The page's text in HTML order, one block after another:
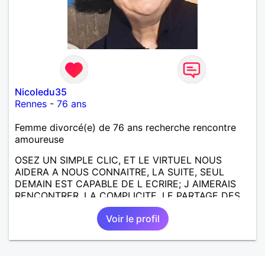
Nicoledu35
Rennes - 76 ans
Femme divorcé(e) de 76 ans recherche rencontre
amoureuse
OSEZ UN SIMPLE CLIC, ET LE VIRTUEL NOUS
AIDERA A NOUS CONNAITRE, LA SUITE, SEUL
DEMAIN EST CAPABLE DE L ECRIRE; J AIMERAIS
RENCONTRER, LA COMPLICITE, LE PARTAGE DES
BELLES CHOSES DE LA VIE : BALADES, VOYAGES
EN FRANCE OU AILLEURS. ETRE A L ECOUTE DE L
AUTRE, ET LA VIE SERA PLUS BELLE
ENCORE.....................
Voir le profil